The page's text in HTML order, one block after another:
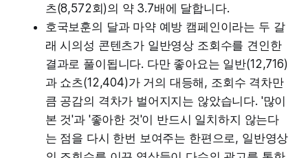
츠(8,572회)의 약 3.7배에 달합니다.
호국보훈의 달과 마약 예방 캠페인이라는 두 갈
래 시의성 콘텐츠가 일반영상 조회수를 견인한
결과로 풀이됩니다. 다만 좋아요는 일반(12,716)
과 쇼츠(12,404)가 거의 대등해, 조회수 격차만
큼 공감의 격차가 벌어지지는 않았습니다. '많이
본 것'과 '좋아한 것'이 반드시 일치하지 않는다
는 점을 다시 한번 보여주는 한편으로, 일반영상